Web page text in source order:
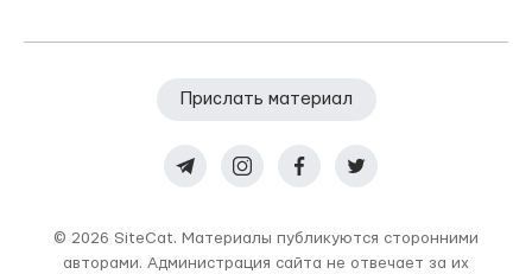
Прислать материал
© 2026 SiteCat. Материалы публикуются сторонними
авторами. Администрация сайта не отвечает за их